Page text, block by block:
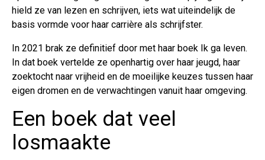
hield ze van lezen en schrijven, iets wat uiteindelijk de
basis vormde voor haar carrière als schrijfster.
In 2021 brak ze definitief door met haar boek Ik ga leven.
In dat boek vertelde ze openhartig over haar jeugd, haar
zoektocht naar vrijheid en de moeilijke keuzes tussen haar
eigen dromen en de verwachtingen vanuit haar omgeving.
Een boek dat veel
losmaakte